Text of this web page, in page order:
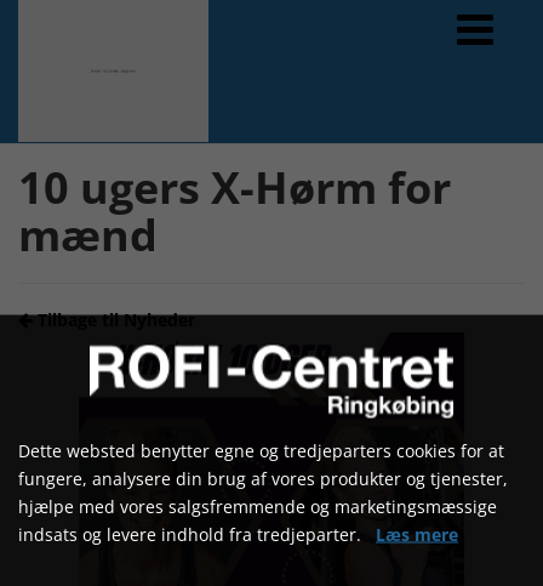
10 ugers X-Hørm for
mænd
Tilbage til Nyheder
Dette websted benytter egne og tredjeparters cookies for at
fungere, analysere din brug af vores produkter og tjenester,
hjælpe med vores salgsfremmende og marketingsmæssige
indsats og levere indhold fra tredjeparter. Læs mere